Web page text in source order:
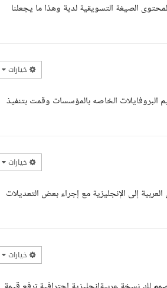
الصيغة التسويقية لدية وهذا ما يجعلنا
خيارات
وعندى خبرة كبيرة فى تصميم البروفايلات الخاصه بالمؤسسات وقمت بتنفيذ
خيارات
إلى الإنجليزية مع إجراء بعض التعديلات
خيارات